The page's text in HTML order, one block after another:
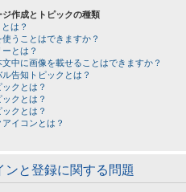
ジ作成とトピックの種類
は？
使うことはできますか？
とは？
中に画像を載せることはできますか？
ル告知トピックとは？
クとは？
クとは？
クとは？
アイコンとは？
ンと登録に関する問題